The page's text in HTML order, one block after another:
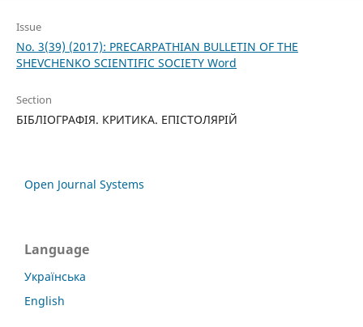
Issue
No. 3(39) (2017): PRECARPATHIAN BULLETIN OF THE
SHEVCHENKO SCIENTIFIC SOCIETY Word
Section
БІБЛІОГРАФІЯ. КРИТИКА. ЕПІСТОЛЯРІЙ
Open Journal Systems
Language
Українська
English